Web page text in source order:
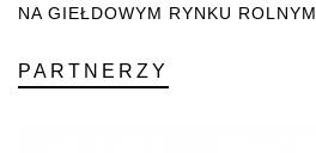
NA GIEŁDOWYM RYNKU ROLNYM
PARTNERZY